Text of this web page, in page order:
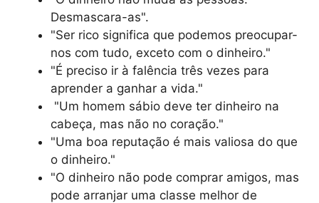
Desmascara-as".
"Ser rico significa que podemos preocupar-
nos com tudo, exceto com o dinheiro."
"É preciso ir à falência três vezes para
aprender a ganhar a vida."
"Um homem sábio deve ter dinheiro na
cabeça, mas não no coração."
"Uma boa reputação é mais valiosa do que
o dinheiro."
"O dinheiro não pode comprar amigos, mas
pode arranjar uma classe melhor de